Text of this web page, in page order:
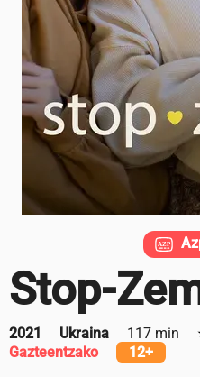
Stop-
2021 Ukraina 117 min
Gazteentzako
12+